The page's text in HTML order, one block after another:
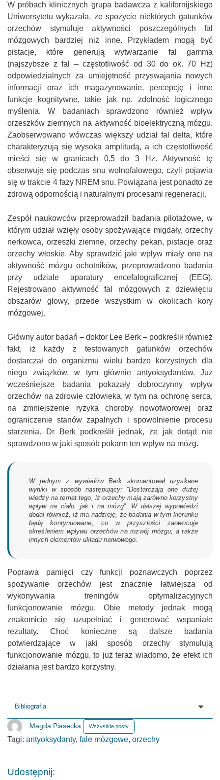
W próbach klinicznych grupa badawcza z kalifornijskiego
Uniwersytetu wykazała, że spożycie niektórych gatunków
orzechów stymuluje aktywności poszczególnych fal
mózgowych bardziej niż inne. Przykładem mogą być
pistacje, które generują wytwarzanie fal gamma
(najszybsze z fal – częstotliwość od 30 do ok. 70 Hz)
odpowiedzialnych za umiejętność przyswajania nowych
informacji oraz ich magazynowanie, percepcję i inne
funkcje kognitywne, takie jak np. zdolność logicznego
myślenia. W badaniach sprawdzono również wpływ
orzeszków ziemnych na aktywność bioelektryczną mózgu.
Zaobserwowano wówczas większy udział fal delta, które
charakteryzują się wysoka amplitudą, a ich częstotliwość
mieści się w granicach 0,5 do 3 Hz. Aktywność tę
obserwuje się podczas snu wolnofalowego, czyli pojawia
się w trakcie 4 fazy NREM snu. Powiązana jest ponadto ze
zdrową odpornością i naturalnymi procesami regeneracji.
Zespół naukowców przeprowadził badania pilotażowe, w
którym udział wzięły osoby spożywające migdały, orzechy
nerkowca, orzeszki ziemne, orzechy pekan, pistacje oraz
orzechy włoskie. Aby sprawdzić jaki wpływ miały one na
aktywność mózgu ochotników, przeprowadzono badania
przy udziale aparatury encefalograficznej (EEG).
Rejestrowano aktywność fal mózgowych z dziewięciu
obszarów głowy, przede wszystkim w okolicach kory
mózgowej.
Główny autor badań – doktor Lee Berk – podkreślił również
fakt, iż każdy z testowanych gatunków orzechów
dostarczał do organizmu wielu bardzo korzystnych dla
niego związków, w tym głównie antyoksydantów. Już
wcześniejsze badania pokazały dobroczynny wpływ
orzechów na zdrowie człowieka, w tym na ochronę serca,
na zmniejszenie ryzyka choroby nowotworowej oraz
ograniczenie stanów zapalnych i spowolnienie procesu
starzenia. Dr Berk podkreślił jednak, że jak dotąd nie
sprawdzono w jaki sposób pokarm ten wpływ na mózg.
W jednym z wywiadów Berk skomentował uzyskane
wyniki w sposób następujący: “Dostarczają one dużej
wiedzy na temat tego, iż orzechy mają zarówno korzystny
wpływ na ciało, jak i na mózg”. W dalszej wypowiedzi
dodał również, iż ma nadzieję, że badania w tym kierunku
będą kontynuowane, co w przyszłości zaowocuje
określeniem wpływu orzechów na rozwój mózgu, a także
innych elementów układu nerwowego.
Poprawa pamięci czy funkcji poznawczych poprzez
spożywanie orzechów jest znacznie łatwiejsza od
wykonywania treningów optymalizacyjnych
funkcjonowanie mózgu. Obie metody jednak mogą
znakomicie się uzupełniać i generować wspaniałe
rezultaty. Choć konieczne są dalsze badania
potwierdzające w jaki sposób orzechy stymulują
funkcjonowanie mózgu, to już teraz wiadomo, że efekt ich
działania jest bardzo korzystny.
Bibliografia
Magda Piasecka Wszystkie posty
Tagi: antyoksydanty, fale mózgowe, orzechy
Udostępnij: